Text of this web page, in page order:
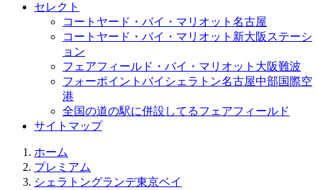
セレクト
コートヤード・バイ・マリオット名古屋
コートヤード・バイ・マリオット新大阪ステーシ
ョン
フェアフィールド・バイ・マリオット大阪難波
フォーポイントバイシェラトン名古屋中部国際空
港
全国の道の駅に併設してるフェアフィールド
サイトマップ
ホーム
プレミアム
シェラトングランデ東京ベイ